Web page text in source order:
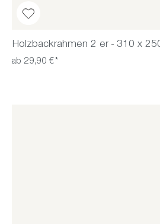
Holzbackrahmen 2 er - 310 x
ab 29,90 €*